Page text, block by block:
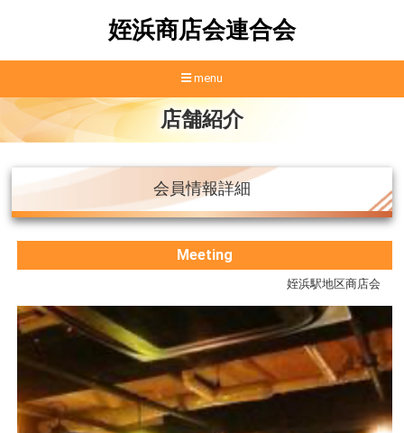
姪浜商店会連合会
menu
店舗紹介
会員情報詳細
Meeting
姪浜駅地区商店会